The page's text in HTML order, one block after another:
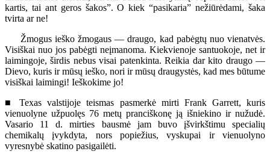
kartis, tai ant geros šakos”. O kiek “pasikaria” nežiūrėdami, šaka
tvirta ar ne!
Žmogus ieško žmogaus — draugo, kad pabėgtų nuo vienatvės.
Visiškai nuo jos pabėgti neįmanoma. Kiekvienoje santuokoje, net ir
laimingoje, širdis nebus visai patenkinta. Reikia dar kito draugo —
Dievo, kuris ir mūsų ieško, nori ir mūsų draugystės, kad mes būtume
visiškai laimingi! Ieškokime jo!
■ Texas valstijoje teismas pasmerkė mirti Frank Garrett, kuris
vienuolyne užpuolęs 76 metų pranciškonę ją išniekino ir nužudė.
Vasario 11 d. mirties bausmė jam buvo įšvirkštimu specialių
chemikalų įvykdyta, nors popiežius, vyskupai ir vienuolyno
vyresnybė skatino pasigailėti.